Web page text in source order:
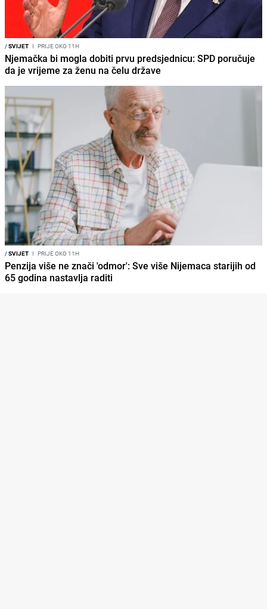
/SVIJET I PRIJE OKO 11H
Njemačka bi mogla dobiti prvu predsjednicu: SPD poručuje
da je vrijeme za ženu na čelu države
/SVIJET I PRIJE OKO 11H
Penzija više ne znači 'odmor': Sve više Nijemaca starijih od
65 godina nastavlja raditi